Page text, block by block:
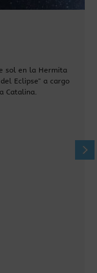
sol en la Hermita
Eclipse" a cargo
Catalina.